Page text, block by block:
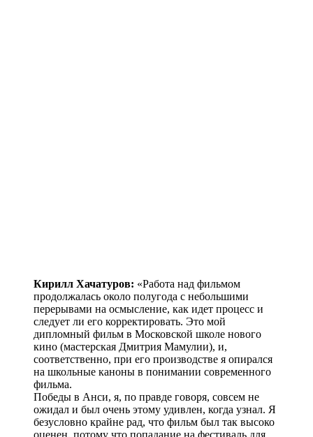
Кирилл Хачатуров: «Работа над фильмом
продолжалась около полугода с небольшими
перерывами на осмысление, как идет процесс и
следует ли его корректировать. Это мой
дипломный фильм в Московской школе нового
кино (мастерская Дмитрия Мамулии), и,
соответственно, при его производстве я опирался
на школьные каноны в понимании современного
фильма.
Победы в Анси, я, по правде говоря, совсем не
ожидал и был очень этому удивлен, когда узнал. Я
безусловно крайне рад, что фильм был так высоко
оценен, потому что попадание на фестиваль для